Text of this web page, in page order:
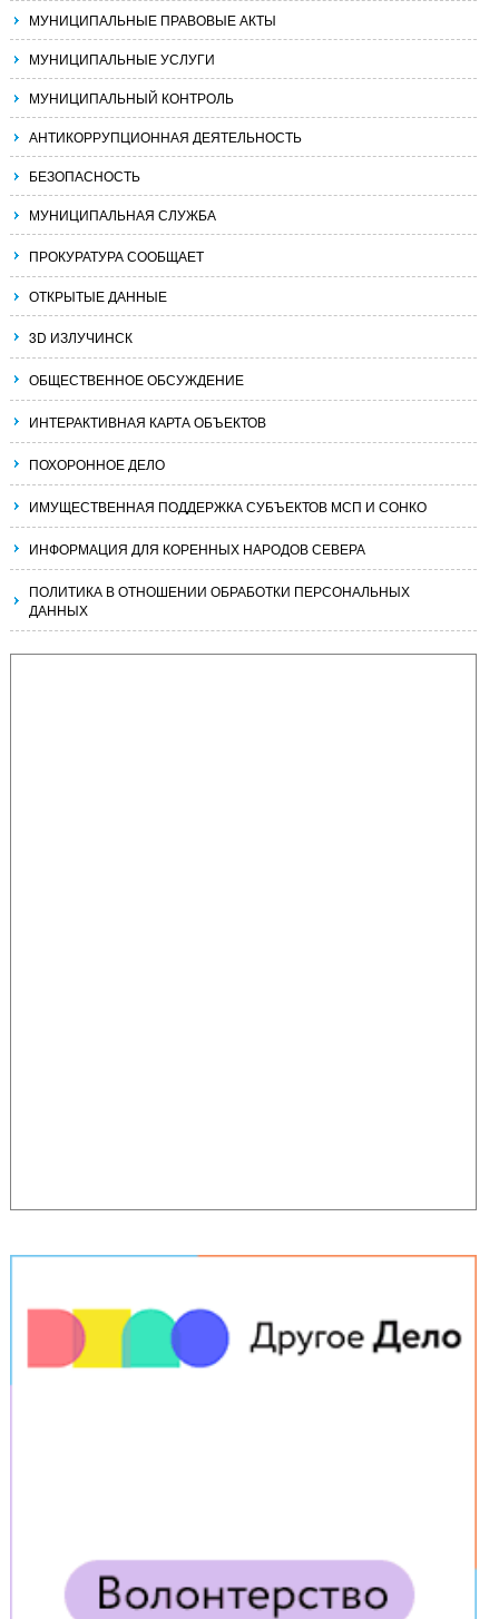
МУНИЦИПАЛЬНЫЕ ПРАВОВЫЕ АКТЫ
МУНИЦИПАЛЬНЫЕ УСЛУГИ
МУНИЦИПАЛЬНЫЙ КОНТРОЛЬ
АНТИКОРРУПЦИОННАЯ ДЕЯТЕЛЬНОСТЬ
БЕЗОПАСНОСТЬ
МУНИЦИПАЛЬНАЯ СЛУЖБА
ПРОКУРАТУРА СООБЩАЕТ
ОТКРЫТЫЕ ДАННЫЕ
3D ИЗЛУЧИНСК
ОБЩЕСТВЕННОЕ ОБСУЖДЕНИЕ
ИНТЕРАКТИВНАЯ КАРТА ОБЪЕКТОВ
ПОХОРОННОЕ ДЕЛО
ИМУЩЕСТВЕННАЯ ПОДДЕРЖКА СУБЪЕКТОВ МСП И СОНКО
ИНФОРМАЦИЯ ДЛЯ КОРЕННЫХ НАРОДОВ СЕВЕРА
ПОЛИТИКА В ОТНОШЕНИИ ОБРАБОТКИ ПЕРСОНАЛЬНЫХ
ДАННЫХ